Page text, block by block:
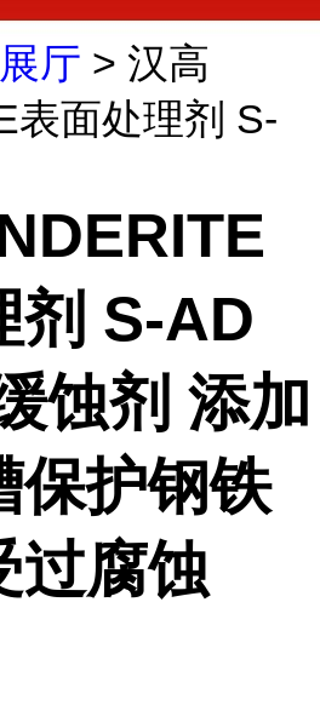
厅 > 汉高
表面处理剂 S-
剂 S-AD
蚀剂 添加
保护钢铁
过腐蚀